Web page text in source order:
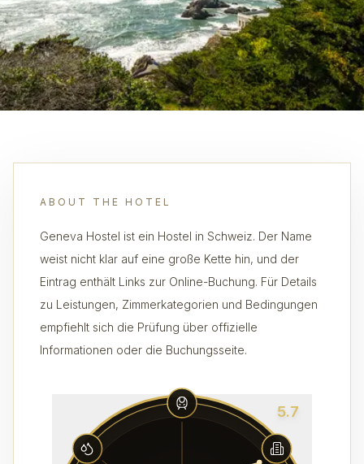
ABOUT THE HOTEL
Geneva Hostel ist ein Hostel in Schweiz. Der Name
weist nicht klar auf eine große Kette hin, und der
Eintrag enthält Links zur Online-Buchung. Für Details
zu Leistungen, Zimmerkategorien und Bedingungen
empfiehlt sich die Prüfung über offizielle
Informationen oder die Buchungsseite.
5.7